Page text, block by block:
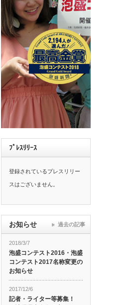
ﾌﾟﾚｽﾘﾘｰｽ
登録されているプレスリリー
スはございません。
お知らせ
2018/3/7
泡盛コンテスト2016・泡盛
コンテスト2017名称変更の
お知らせ
2017/12/6
記者・ライター等募集！
過去の記事